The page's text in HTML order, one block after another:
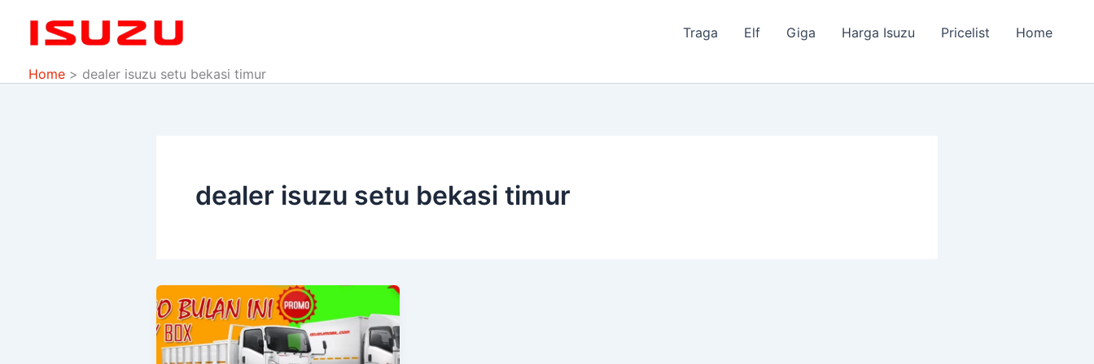
Traga Elf Giga Harga Isuzu Pricelist Home
Home dealer isuzu setu bekasi timur
dealer isuzu setu bekasi timur
DEALER
ISUZU
BEKASI
Penjualan